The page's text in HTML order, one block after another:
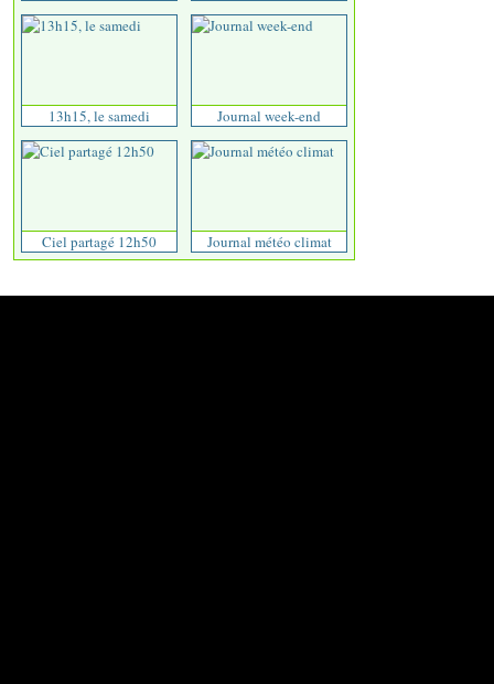
13h15, le samedi Journal week-end
Ciel partagé 12h50 Journal météo climat